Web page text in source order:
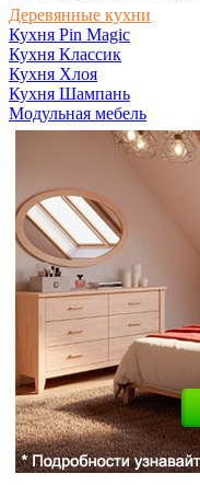
Деревянные кухни
Кухня Pin Magic
Кухня Классик
Кухня Хлоя
Кухня Шампань
Модульная мебель